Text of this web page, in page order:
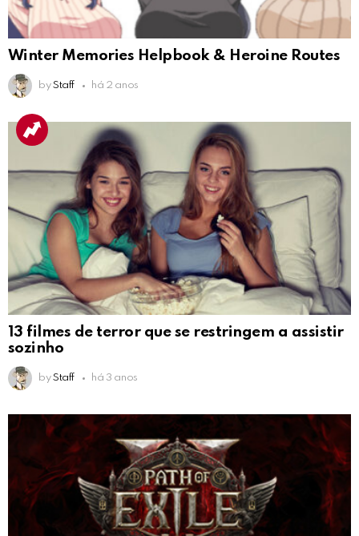
Winter Memories Helpbook & Heroine Routes
by Staff há 2 anos
13 filmes de terror que se restringem a assistir
sozinho
by Staff há 3 anos